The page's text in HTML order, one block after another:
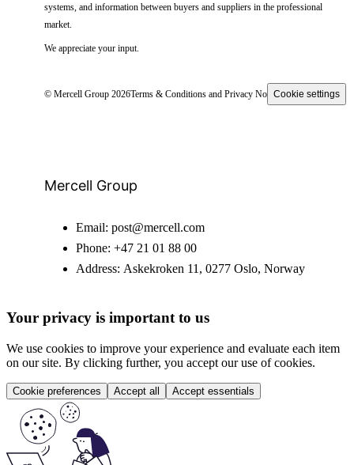
systems, and information between buyers and suppliers in the professional
market.
We appreciate your input.
© Mercell Group 2026Terms & Conditions and Privacy NoticeCookie settings
Mercell Group
Email: post@mercell.com
Phone: +47 21 01 88 00
Address: Askekroken 11, 0277 Oslo, Norway
Your privacy is important to us
We use cookies to improve your experience and evaluate each item
on our site. By clicking further, you accept our use of cookies.
Cookie preferences Accept all Accept essentials